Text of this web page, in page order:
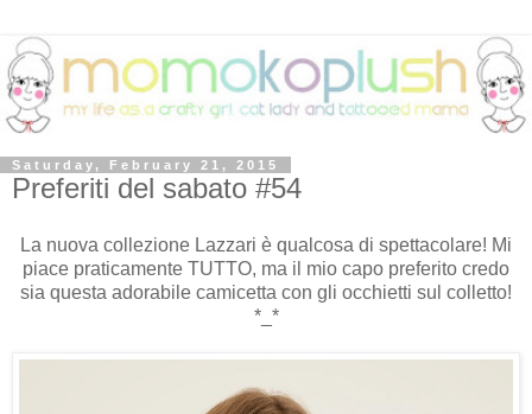
Saturday, February 21, 2015
Preferiti del sabato #54
La nuova collezione Lazzari è qualcosa di spettacolare! Mi
piace praticamente TUTTO, ma il mio capo preferito credo
sia questa adorabile camicetta con gli occhietti sul colletto!
*_*